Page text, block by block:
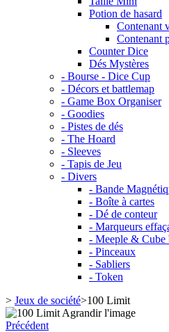
Potion de hasard
Contenant
Contenant
Counter Dice
Dés Mystères
- Bourse - Dice Cup
- Décors et battlemap
- Game Box Organiser
- Goodies
- Pistes de dés
- The Hoard
- Sleeves
- Tapis de Jeu
- Divers
- Bande
- Boîte à cartes
- Dé de conteur
- Marqueurs
- Meeple & Cube
- Pinceaux
- Sabliers
- Token
> Jeux de société>100 Limit
Agrandir l'image
Précédent